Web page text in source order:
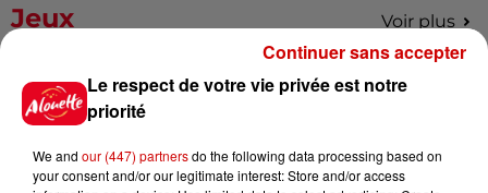
Jeux Voir plus
Gagnez vos places pour le
Festival du Roi Arthur 2026 !
Le respect de votre vie privée est notre
priorité
We and our (447) partnersdo the following data processing based on
your consent and/or our legitimate interest: Store and/or access
Continuer sans accepter